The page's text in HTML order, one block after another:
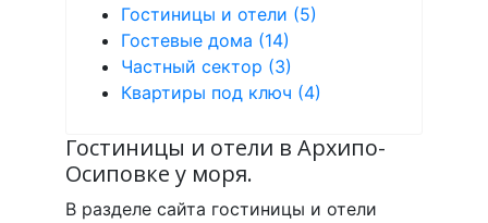
Гостиницы и отели (5)
Гостевые дома (14)
Частный сектор (3)
Квартиры под ключ (4)
Гостиницы и отели в Архипо-
Осиповке у моря.
В разделе сайта гостиницы и отели